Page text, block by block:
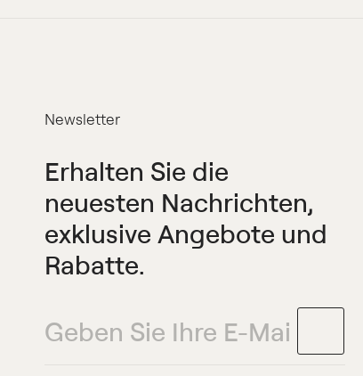
Newsletter
Erhalten Sie die
neuesten Nachrichten,
exklusive Angebote und
Rabatte.